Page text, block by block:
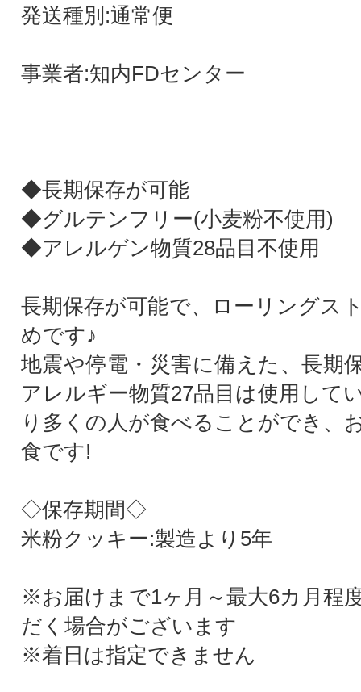
発送種別:通常便
事業者:知内FDセンター
◆長期保存が可能
◆グルテンフリー(小麦粉不使用)
◆アレルゲン物質28品目不使用
長期保存が可能で、ローリングス
めです♪
地震や停電・災害に備えた、長期
アレルギー物質27品目は使用して
り多くの人が食べることができ、
食です!
◇保存期間◇
米粉クッキー:製造より5年
※お届けまで1ヶ月～最大6カ月程
だく場合がございます
※着日は指定できません